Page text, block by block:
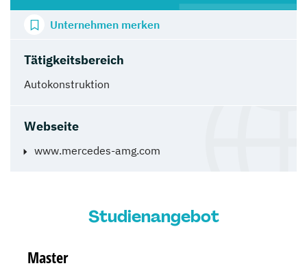
Tätigkeitsbereich
Autokonstruktion
Webseite
www.mercedes-amg.com
Unternehmen merken
Studienangebot
Master